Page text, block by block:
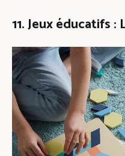
11. Jeux éducatifs